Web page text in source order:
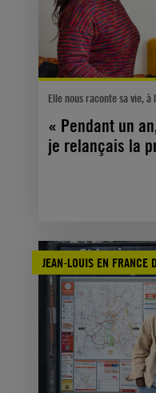
Elle nous raconte sa vie, à
« Pendant un
je relançais la
JEAN-LOUIS EN FRANCE